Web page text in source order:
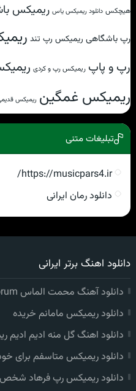
هیچکس دانلود ریمیکس یاس ریمیکس
رپ باشگاهی ریمیکس رپ تند
رپ و پاپ ریمیکس رپ و کردی
ریمیکس غمگین ریمیکس
تبلیغات متنی
https://musicpars4.ir/
دانلود رمان ایرانی
دانلود اهنگ برتر ایرانی
دانلود آهنگ محمت الماس gidene yakıyorum
دانلود ریمیکس مامانم خریده
دانلود اهنگ گل منه ادیم ادیم
دانلود ریمیکس متاسفم برای
دانلود ریمیکس رپ فرهاد